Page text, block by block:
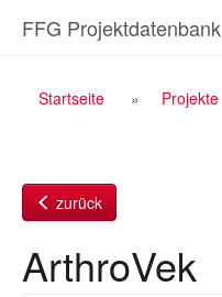
InhaltFFG Projektdatenbank
Breadcrumb
Startseite Projekte
zurück
ArthroVek